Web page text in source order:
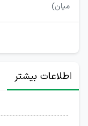
میان)
اطلاعات بیشتر